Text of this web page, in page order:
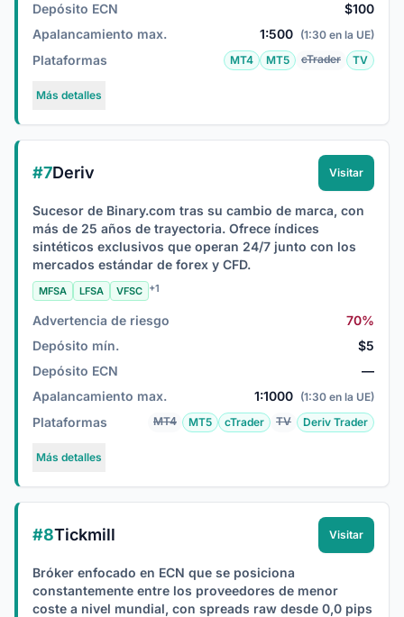
Depósito ECN
$100
Apalancamiento max.
1:500 (1:30 en la UE)
Plataformas MT4 MT5 cTrader TV
Más detalles
#7Deriv Visitar
Sucesor de Binary.com tras su cambio de marca, con
más de 25 años de trayectoria. Ofrece índices
sintéticos exclusivos que operan 24/7 junto con los
mercados estándar de forex y CFD.
MFSA LFSA VFSC +1
Advertencia de riesgo
70%
Depósito mín.
$5
Depósito ECN
—
Apalancamiento max.
1:1000 (1:30 en la UE)
Plataformas MT4 MT5 cTrader TV Deriv Trader
Más detalles
#8Tickmill Visitar
Bróker enfocado en ECN que se posiciona
constantemente entre los proveedores de menor
coste a nivel mundial, con spreads raw desde 0,0 pips